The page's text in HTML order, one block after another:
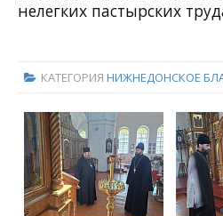
нелегких пастырских
КАТЕГОРИЯ НИЖНЕДОНСКОЕ